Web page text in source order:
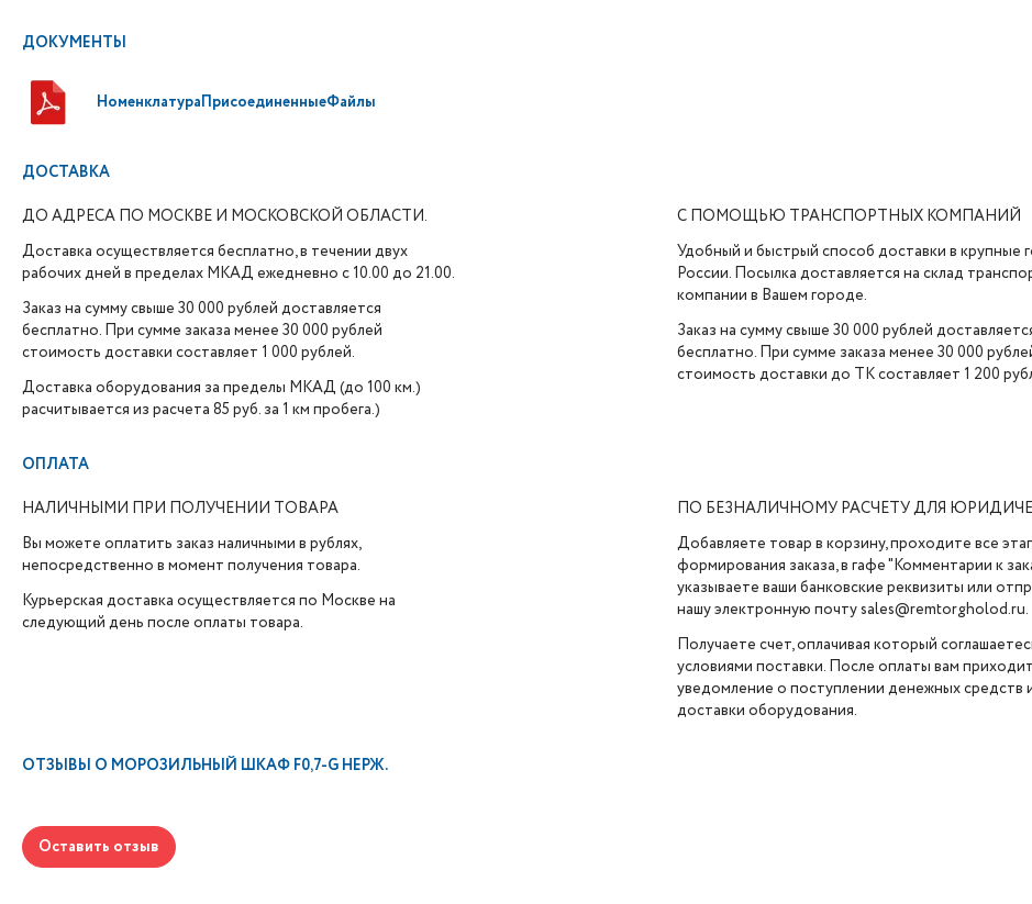
ДОКУМЕНТЫ
НоменклатураПрисоединенныеФайлы
ДОСТАВКА
ДО АДРЕСА ПО МОСКВЕ И МОСКОВСКОЙ ОБЛАСТИ.
Доставка осуществляется бесплатно, в течении двух
рабочих дней в пределах МКАД ежедневно с 10.00 до 21.00.
Заказ на сумму свыше 30 000 рублей доставляется
бесплатно. При сумме заказа менее 30 000 рублей
стоимость доставки составляет 1 000 рублей.
Доставка оборудования за пределы МКАД (до 100 км.)
расчитывается из расчета 85 руб. за 1 км пробега.)
С ПОМОЩЬЮ ТРАНСПОРТНЫХ КОМПАНИЙ
Удобный и быстрый способ доставки в крупные
России. Посылка доставляется на склад
компании в Вашем городе.
Заказ на сумму свыше 30 000 рублей
бесплатно. При сумме заказа менее 30 000
стоимость доставки до ТК составляет 1 200
ОПЛАТА
НАЛИЧНЫМИ ПРИ ПОЛУЧЕНИИ ТОВАРА
Вы можете оплатить заказ наличными в рублях,
непосредственно в момент получения товара.
Курьерская доставка осуществляется по Москве на
следующий день после оплаты товара.
ПО БЕЗНАЛИЧНОМУ РАСЧЕТУ ДЛЯ
Добавляете товар в корзину, проходите все
формирования заказа, в гафе "Комментарии к
указываете ваши банковские реквизиты или
нашу электронную почту sales@remtorgholod.ru.
Получаете счет, оплачивая который
условиями поставки. После оплаты вам приходит
уведомление о поступлении денежных средств
доставки оборудования.
ОТЗЫВЫ О МОРОЗИЛЬНЫЙ ШКАФ F0,7-G НЕРЖ.
Оставить отзыв